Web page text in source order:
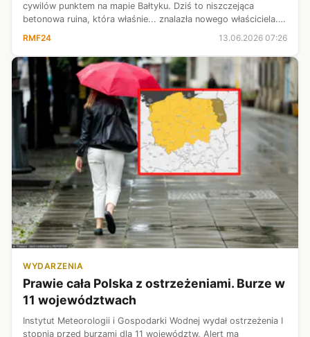
cywilów punktem na mapie Bałtyku. Dziś to niszczejąca
betonowa ruina, która właśnie... znalazła nowego właściciela.
Sztuczna wyspa z czasów NRD, potocznie nazywana
RMF24 13.06.2026 07:26
WYDARZENIA
Prawie cała Polska z ostrzeżeniami. Burze w
11 województwach
Instytut Meteorologii i Gospodarki Wodnej wydał ostrzeżenia I
stopnia przed burzami dla 11 województw. Alert ma